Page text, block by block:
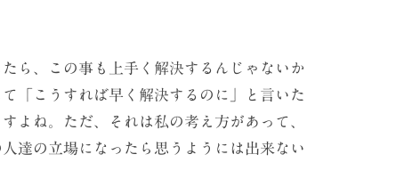
ら、この事も上手く解決するんじゃないか
「こうすれば早く解決するのに」と言いた
よね。ただ、それは私の考え方があって、
達の立場になったら思うようには出来ない